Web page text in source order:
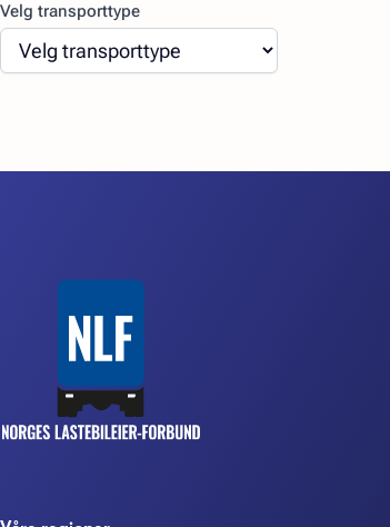
Velg transporttype